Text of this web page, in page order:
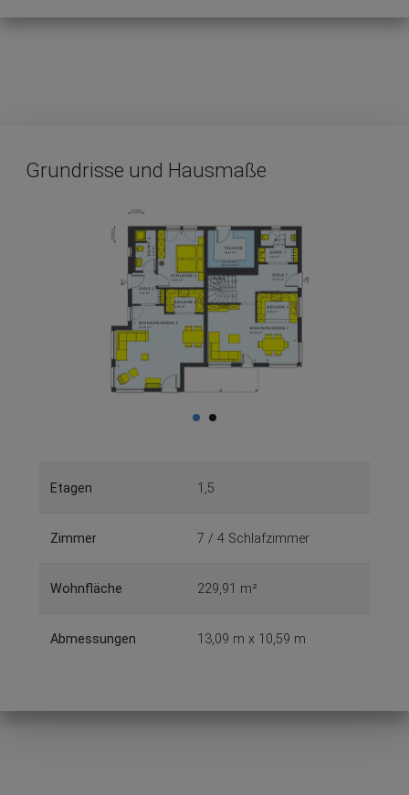
Grundrisse und Hausmaße
Etagen 1,5
Zimmer 7 / 4 Schlafzimmer
Wohnfläche 229,91 m²
Abmessungen 13,09 m x 10,59 m